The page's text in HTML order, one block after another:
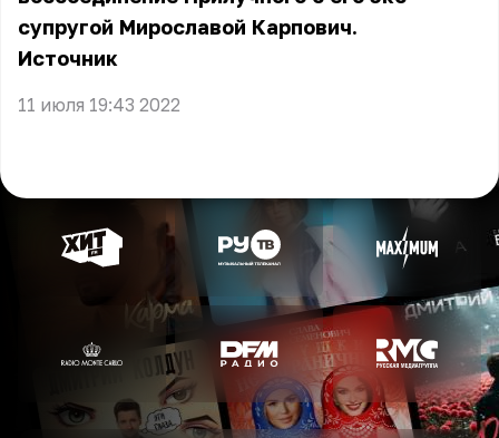
супругой Мирославой Карпович.
Источник
11 июля 19:43 2022